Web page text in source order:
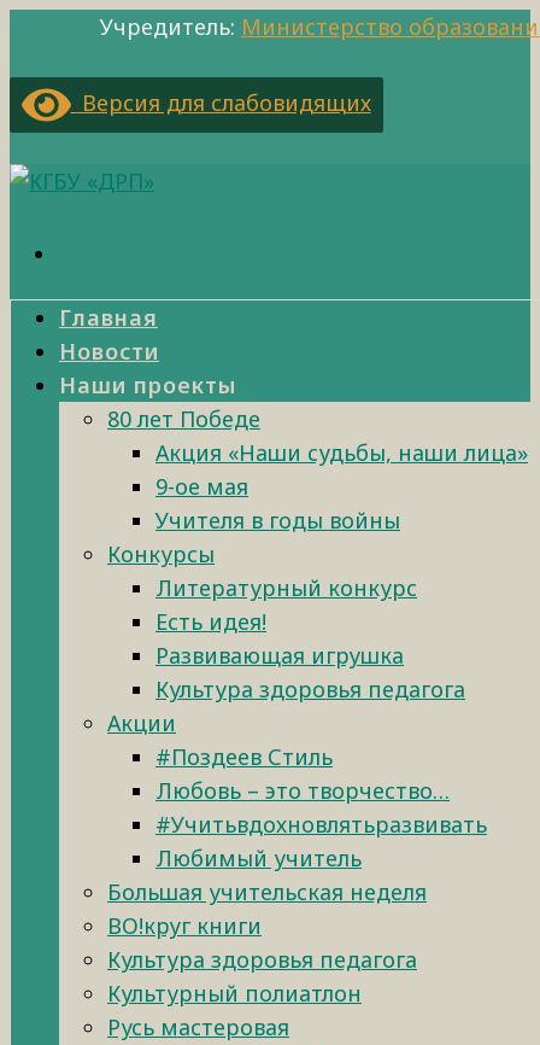
Учредитель: Министерство
Версия для слабовидящих
Главная
Новости
Наши проекты
80 лет Победе
Акция «Наши судьбы, наши лица»
9-ое мая
Учителя в годы войны
Конкурсы
Литературный конкурс
Есть идея!
Развивающая игрушка
Культура здоровья педагога
Акции
#Поздеев Стиль
Любовь – это творчество…
#Учитьвдохновлятьразвивать
Любимый учитель
Большая учительская неделя
ВО!круг книги
Культура здоровья педагога
Культурный полиатлон
Русь мастеровая